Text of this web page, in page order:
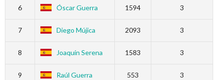
6 Óscar Guerra 1594 3
7 Diego Mújica 2093 3
8 Joaquín Serena 1583 3
9 Raúl Guerra 553 3